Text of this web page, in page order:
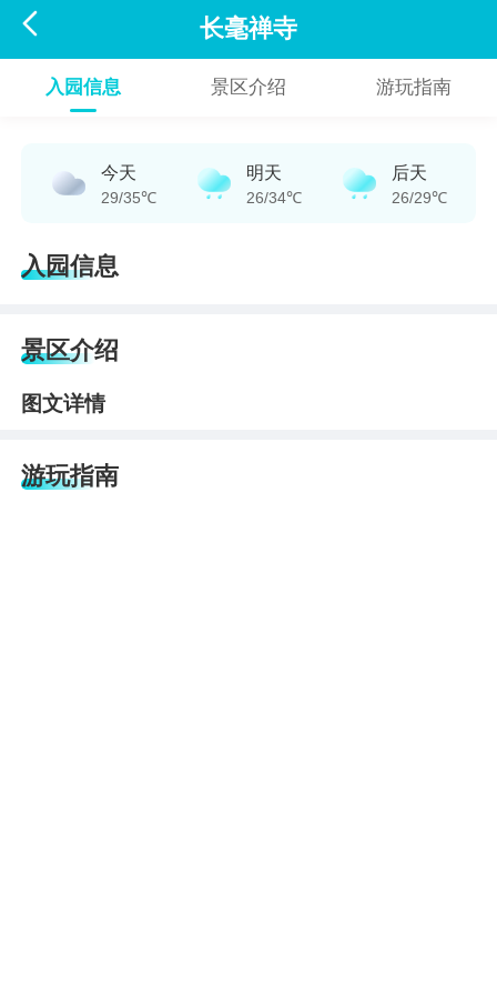
 长毫禅寺
入园信息 景区介绍 游玩指南
今天
29/35℃
明天
26/34℃
后天
26/29℃
入园信息
景区介绍
图文详情
游玩指南